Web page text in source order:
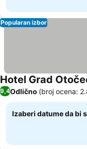
Popularan izbor
Hotel Grad
9,4Odlično (broj ocena:
Izaberi datume da bi